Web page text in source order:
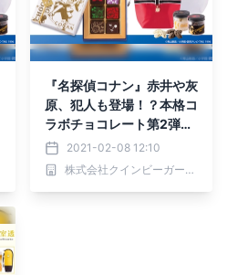
『名探偵コナン』赤井や灰
原、犯人も登場！？本格コ
ラボチョコレート第2弾、
発売決定！ ショコラティ
エ手作りの「プロファイリ
ングショコラvol.2」や、
2021-02-08 12:10
株式会社クインビーガーデン